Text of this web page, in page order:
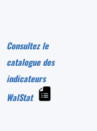
Consultez le
catalogue des
indicateurs
WalStat